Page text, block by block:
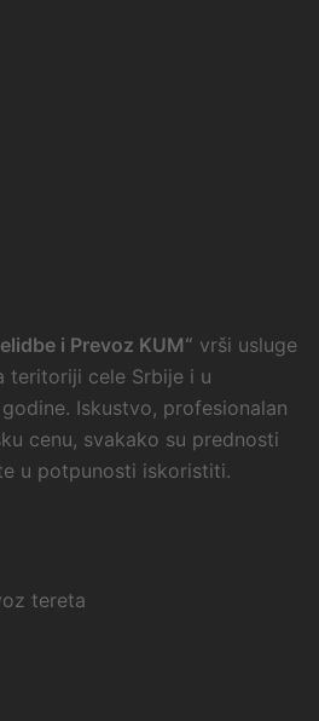
i Prevoz KUM“ vrši usluge
teritoriji cele Srbije i u
Iskustvo, profesionalan
cenu, svakako su prednosti
u potpunosti iskoristiti.
tereta